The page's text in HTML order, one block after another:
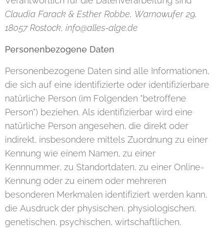
Claudia Farack & Esther Robbe, Warnowufer 29,
18057 Rostock, info@alles-alge.de
Personenbezogene Daten
Personenbezogene Daten sind alle Informationen,
die sich auf eine identifizierte oder identifizierbare
natürliche Person (im Folgenden "betroffene
Person") beziehen. Als identifizierbar wird eine
natürliche Person angesehen, die direkt oder
indirekt, insbesondere mittels Zuordnung zu einer
Kennung wie einem Namen, zu einer
Kennnummer, zu Standortdaten, zu einer Online-
Kennung oder zu einem oder mehreren
besonderen Merkmalen identifiziert werden kann,
die Ausdruck der physischen, physiologischen,
genetischen, psychischen, wirtschaftlichen,